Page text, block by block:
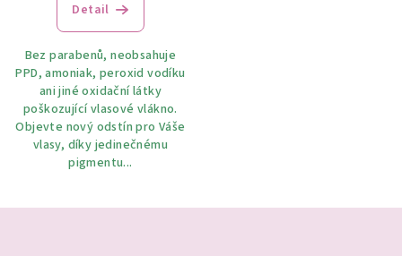
Detail
Bez parabenů, neobsahuje
PPD, amoniak, peroxid vodíku
ani jiné oxidační látky
poškozující vlasové vlákno.
Objevte nový odstín pro Váše
vlasy, díky jedinečnému
pigmentu...